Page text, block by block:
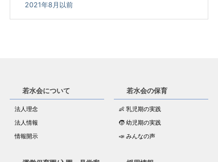
2021年8月以前
若水会について
法人理念
法人情報
情報開示
若水会の保育
👶 乳児期の実践
🧒 幼児期の実践
📣 みんなの声